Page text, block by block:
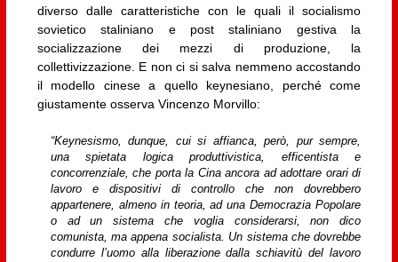
diverso dalle caratteristiche con le quali il socialismo
sovietico staliniano e post staliniano gestiva la
socializzazione dei mezzi di produzione, la
collettivizzazione. E non ci si salva nemmeno accostando
il modello cinese a quello keynesiano, perché come
giustamente osserva Vincenzo Morvillo:
“Keynesismo, dunque, cui si affianca, però, pur sempre,
una spietata logica produttivistica, efficentista e
concorrenziale, che porta la Cina ancora ad adottare orari di
lavoro e dispositivi di controllo che non dovrebbero
appartenere, almeno in teoria, ad una Democrazia Popolare
o ad un sistema che voglia considerarsi, non dico
comunista, ma appena socialista. Un sistema che dovrebbe
condurre l’uomo alla liberazione dalla schiavitù del lavoro